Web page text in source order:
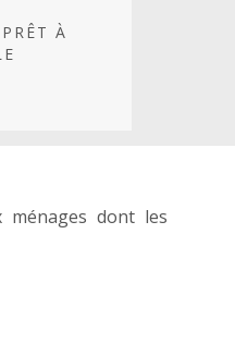
PRÊT À
ménages dont les